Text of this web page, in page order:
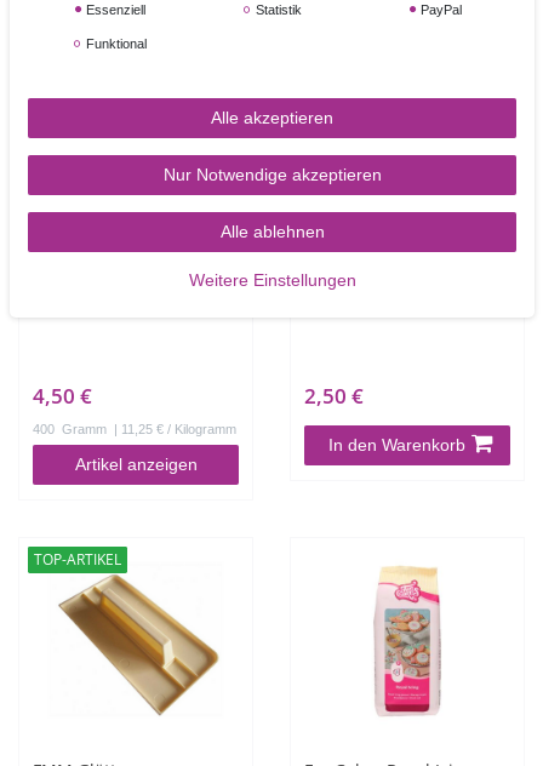
Ähnliche Artikel
4,50 €
400 Gramm | 11,25 € / Kilogramm
Artikel anzeigen
Cake Drum rund 20,3 cm
2,50 €
In den Warenkorb
TOP-ARTIKEL
Essenziell Statistik PayPal
Funktional
Alle akzeptieren
Nur Notwendige akzeptieren
Alle ablehnen
Weitere Einstellungen